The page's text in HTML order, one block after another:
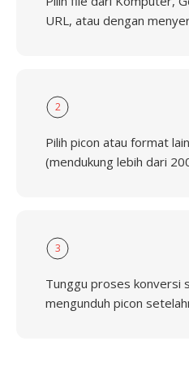
URL, atau dengan
2
Pilih picon atau format
(mendukung lebih dari
3
Tunggu proses konversi
mengunduh picon